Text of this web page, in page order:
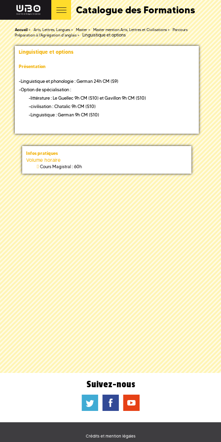
Catalogue des Formations
Accueil Arts, Lettres, Langues Master Master mention Arts, Lettres et Civilisations
Parcours
Préparation à l'Agrégation d'anglais
Linguistique et options
Linguistique et options
Présentation
-Linguistique et phonologie : German 24h CM (S9)
-Option de spécialisation :
-littérature : Le Guellec 9h CM (S10) et Gavillon 9h CM (S10)
-civilisation : Chatalic 9h CM (S10)
-Linguistique : German 9h CM (S10)
Infos pratiques
Volume horaire
Cours Magistral : 60h
Suivez-nous
a b f
Crédits et mention légales